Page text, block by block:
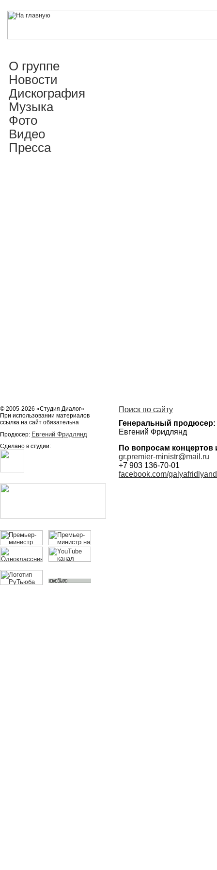
О группе
Новости
Дискография
Музыка
Фото
Видео
Пресса
© 2005-2026 «Студия Диалог»
При использовании материалов
ссылка на сайт обязательна
Продюсер: Евгений Фридлянд
Сделано в студии:
Поиск по сайту
Генеральный продюсер:
Евгений Фридлянд
По вопросам концертов
gr.premier-ministr@mail.ru
+7 903 136-70-01
facebook.com/galyafridlyand